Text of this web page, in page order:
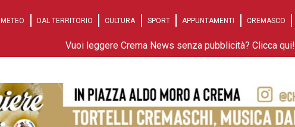
METEO DAL TERRITORIO CULTURA SPORT APPUNTAMENTI CREMASCO
Vuoi leggere Crema News senza pubblicità? Clicca qui!